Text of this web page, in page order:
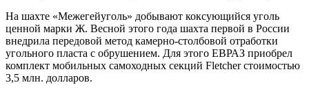
На шахте «Межегейуголь» добывают коксующийся уголь
ценной марки Ж. Весной этого года шахта первой в России
внедрила передовой метод камерно-столбовой отработки
угольного пласта с обрушением. Для этого ЕВРАЗ приобрел
комплект мобильных самоходных секций Fletcher стоимостью
3,5 млн. долларов.